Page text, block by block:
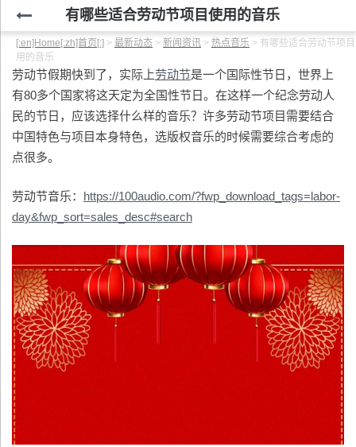
有哪些适合劳动节项目使用的音乐
[:en]Home[:zh]首页[:] > 最新动态 > 新闻资讯 > 热点音乐 > 有哪些适合劳动节项
用的音乐
劳动节假期快到了，实际上劳动节是一个国际性节日，世界上
有80多个国家将这天定为全国性节日。在这样一个纪念劳动人
民的节日，应该选择什么样的音乐？许多劳动节项目需要结合
中国特色与项目本身特色，选版权音乐的时候需要综合考虑的
点很多。
劳动节音乐： https://100audio.com/?fwp_download_tags=labor-
day&fwp_sort=sales_desc#search